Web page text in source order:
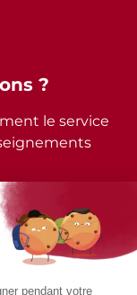
?
le service
droits réservés